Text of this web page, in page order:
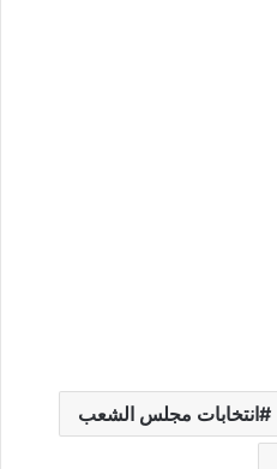
انتخابات مجلس الشعب